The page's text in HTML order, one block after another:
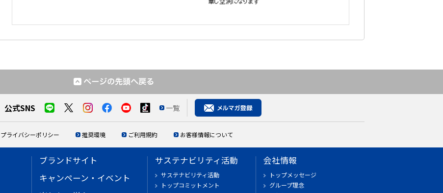
公式SNS 一覧
プライバシーポリシー 推奨環境 ご利用規約 お客様情報について
ブランドサイト
キャンペーン・イベント
サステナビリティ活動
サステナビリティ活動
トップコミットメント
会社情報
トップメッセージ
グループ理念